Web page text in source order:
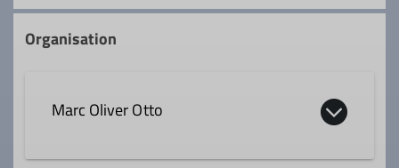
Organisation
Marc Oliver Otto